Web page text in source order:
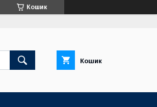
Кошик
Кошик